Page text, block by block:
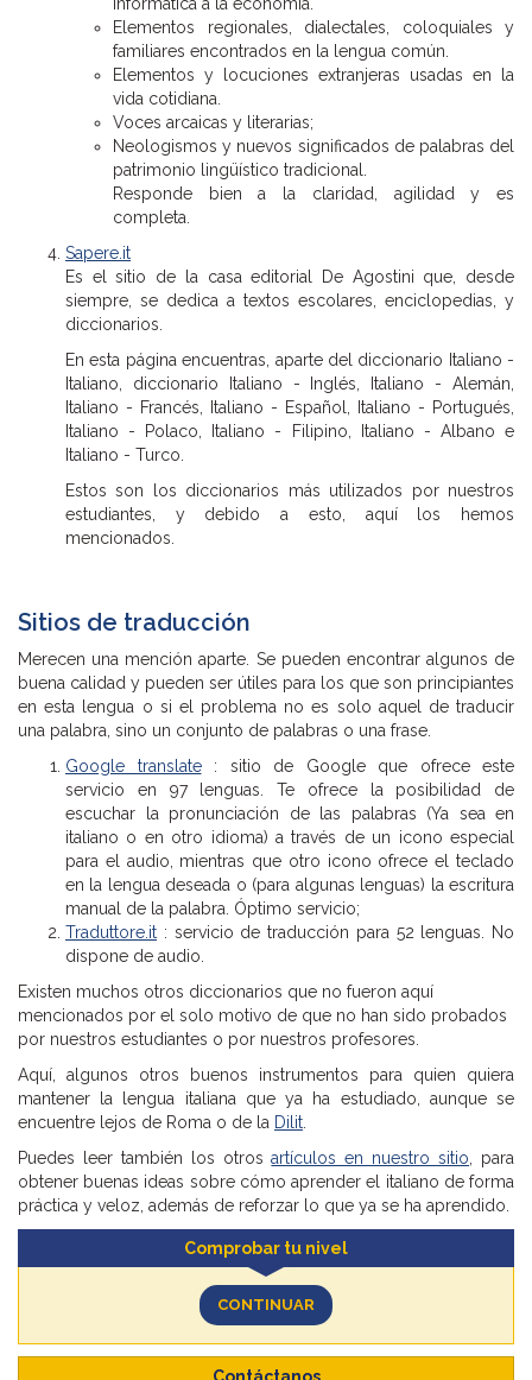
Elementos regionales, dialectales, coloquiales y
familiares encontrados en la lengua común.
Elementos y locuciones extranjeras usadas en la
vida cotidiana.
Voces arcaicas y literarias;
Neologismos y nuevos significados de palabras del
patrimonio lingüístico tradicional.
Responde bien a la claridad, agilidad y es
completa.
Sapere.it
Es el sitio de la casa editorial De Agostini que, desde
siempre, se dedica a textos escolares, enciclopedias, y
diccionarios.
En esta página encuentras, aparte del diccionario Italiano -
Italiano, diccionario Italiano - Inglés, Italiano - Alemán,
Italiano - Francés, Italiano - Español, Italiano - Portugués,
Italiano - Polaco, Italiano - Filipino, Italiano - Albano e
Italiano - Turco.
Estos son los diccionarios más utilizados por nuestros
estudiantes, y debido a esto, aquí los hemos
mencionados.
Sitios de traducción
Merecen una mención aparte. Se pueden encontrar algunos de
buena calidad y pueden ser útiles para los que son principiantes
en esta lengua o si el problema no es solo aquel de traducir
una palabra, sino un conjunto de palabras o una frase.
Google translate: sitio de Google que ofrece este
servicio en 97 lenguas. Te ofrece la posibilidad de
escuchar la pronunciación de las palabras (Ya sea en
italiano o en otro idioma) a través de un icono especial
para el audio, mientras que otro icono ofrece el teclado
en la lengua deseada o (para algunas lenguas) la escritura
manual de la palabra. Óptimo servicio;
Traduttore.it : servicio de traducción para 52 lenguas. No
dispone de audio.
Existen muchos otros diccionarios que no fueron aquí
mencionados por el solo motivo de que no han sido probados
por nuestros estudiantes o por nuestros profesores.
Aquí, algunos otros buenos instrumentos para quien quiera
mantener la lengua italiana que ya ha estudiado, aunque se
encuentre lejos de Roma o de la Dilit
Puedes leer también los otrosartículos en nuestro sitio , para
obtener buenas ideas sobre cómo aprender el italiano de forma
práctica y veloz, además de reforzar lo que ya se ha aprendido.
Comprobar tu nivel
CONTINUAR
Contáctanos